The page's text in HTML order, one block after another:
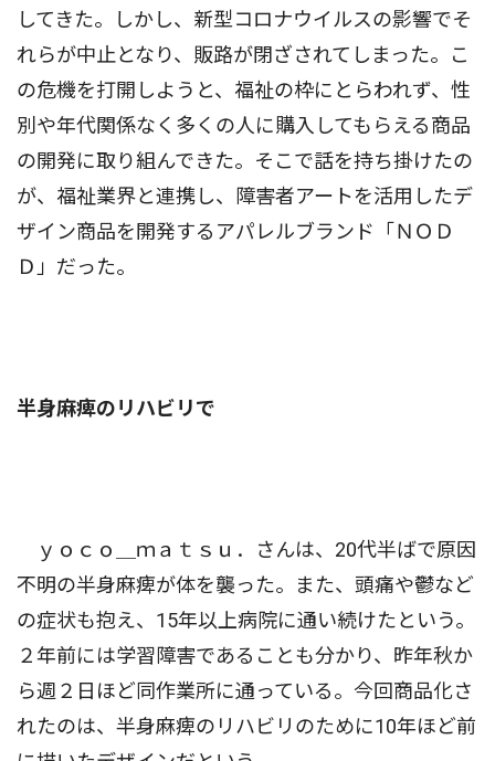
してきた。しかし、新型コロナウイルスの影響でそ
れらが中止となり、販路が閉ざされてしまった。こ
の危機を打開しようと、福祉の枠にとらわれず、性
別や年代関係なく多くの人に購入してもらえる商品
の開発に取り組んできた。そこで話を持ち掛けたの
が、福祉業界と連携し、障害者アートを活用したデ
ザイン商品を開発するアパレルブランド「ＮＯＤ
Ｄ」だった。
半身麻痺のリハビリで
ｙｏｃｏ＿ｍａｔｓｕ．さんは、20代半ばで原因
不明の半身麻痺が体を襲った。また、頭痛や鬱など
の症状も抱え、15年以上病院に通い続けたという。
２年前には学習障害であることも分かり、昨年秋か
ら週２日ほど同作業所に通っている。今回商品化さ
れたのは、半身麻痺のリハビリのために10年ほど前